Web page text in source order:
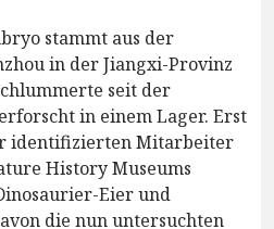
stammt aus der
in der Jiangxi-Provinz
seit der
in einem Lager. Erst
identifizierten Mitarbeiter
History Museums
Eier und
die nun untersuchten